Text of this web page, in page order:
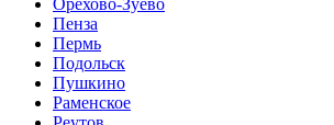
Орехово-Зуево
Пенза
Пермь
Подольск
Пушкино
Раменское